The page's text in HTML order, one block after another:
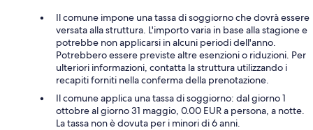
Il comune impone una tassa di soggiorno che dovrà essere
versata alla struttura. L'importo varia in base alla stagione e
potrebbe non applicarsi in alcuni periodi dell'anno.
Potrebbero essere previste altre esenzioni o riduzioni. Per
ulteriori informazioni, contatta la struttura utilizzando i
recapiti forniti nella conferma della prenotazione.
Il comune applica una tassa di soggiorno: dal giorno 1
ottobre al giorno 31 maggio, 0.00 EUR a persona, a notte.
La tassa non è dovuta per i minori di 6 anni.